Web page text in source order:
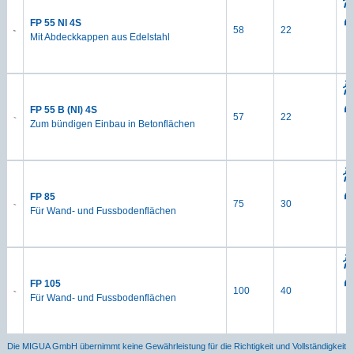
FP 55 NI 4S
Mit Abdeckkappen aus Edelstahl
58 22
FP 55 B (NI) 4S
Zum bündigen Einbau in Betonflächen
57 22
FP 85
Für Wand- und Fussbodenflächen
75 30
FP 105
Für Wand- und Fussbodenflächen
100 40
Die MIGUA GmbH übernimmt keine Gewährleistung für die Richtigkeit und Vollständigkeit